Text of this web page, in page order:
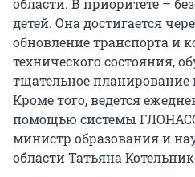
области. В приоритете –
детей. Она достигается
обновление транспорта и
технического состояния,
тщательное
Кроме того, ведется
помощью системы
министр образования и
области Татьяна